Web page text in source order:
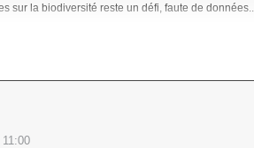
sur la biodiversité reste un défi, faute de données...